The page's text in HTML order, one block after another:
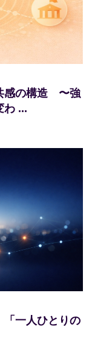
感の構造 〜強
わ ...
一人ひとりの